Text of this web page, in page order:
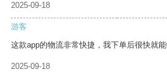
2025-09-18
游客
这款app的物流非常快捷，我下单后很快就能
2025-09-18